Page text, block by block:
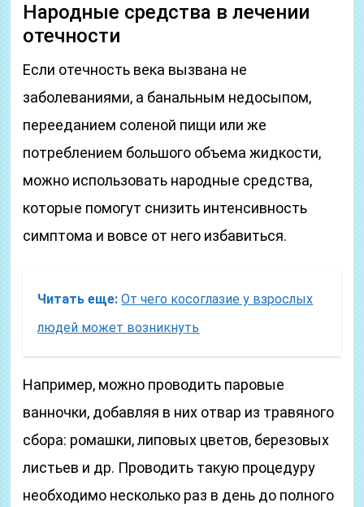
Народные средства в лечении
отечности
Если отечность века вызвана не
заболеваниями, а банальным недосыпом,
перееданием соленой пищи или же
потреблением большого объема жидкости,
можно использовать народные средства,
которые помогут снизить интенсивность
симптома и вовсе от него избавиться.
Читать еще: От чего косоглазие у взрослых
людей может возникнуть
Например, можно проводить паровые
ванночки, добавляя в них отвар из травяного
сбора: ромашки, липовых цветов, березовых
листьев и др. Проводить такую процедуру
необходимо несколько раз в день до полного